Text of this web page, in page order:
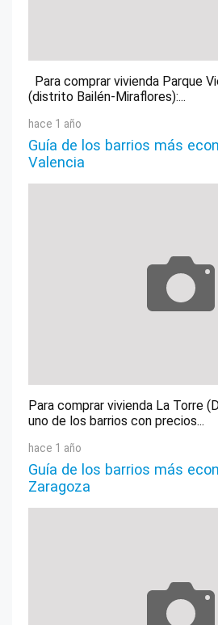
Para comprar vivienda Parque
(distrito Bailén-Miraflores):...
hace 1 año
Guía de los barrios más
Valencia
Para comprar vivienda La Torre
uno de los barrios con precios...
hace 1 año
Guía de los barrios más
Zaragoza